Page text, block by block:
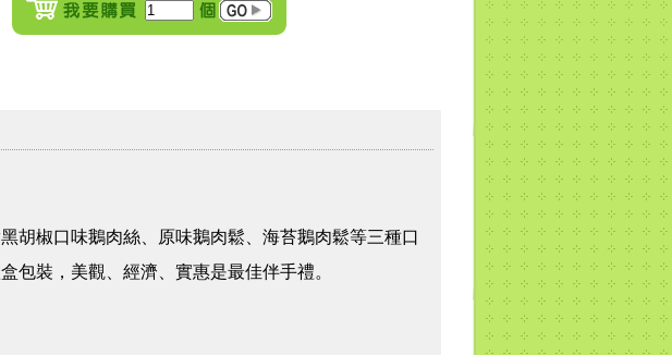
胡椒口味鵝肉絲、原味鵝肉鬆、海苔鵝肉鬆等三種口
包裝，美觀、經濟、實惠是最佳伴手禮。